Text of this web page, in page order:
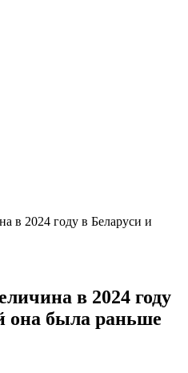
в 2024 году в Беларуси и
в 2024 году
она была раньше